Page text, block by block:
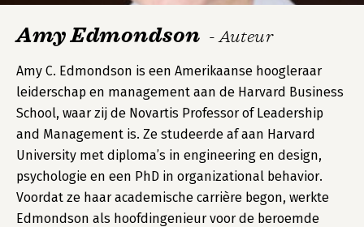
Amy Edmondson - Auteur
Amy C. Edmondson is een Amerikaanse hoogleraar
leiderschap en management aan de Harvard Business
School, waar zij de Novartis Professor of Leadership
and Management is. Ze studeerde af aan Harvard
University met diploma’s in engineering en design,
psychologie en een PhD in organizational behavior.
Voordat ze haar academische carrière begon, werkte
Edmondson als hoofdingenieur voor de beroemde